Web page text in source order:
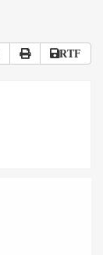
RTF